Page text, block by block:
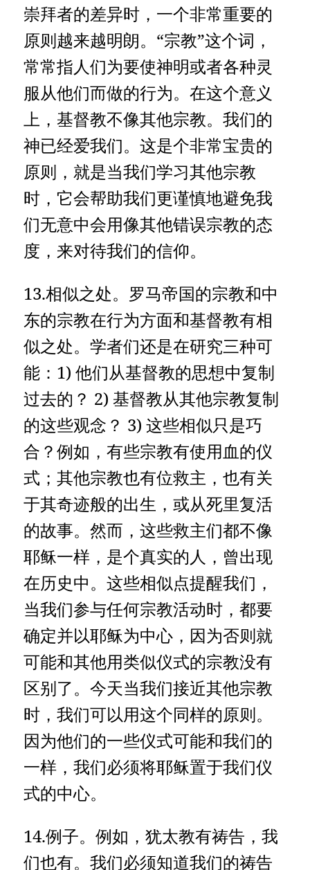
崇拜者的差异时，一个非常重要的
原则越来越明朗。“宗教”这个词，
常常指人们为要使神明或者各种灵
服从他们而做的行为。在这个意义
上，基督教不像其他宗教。我们的
神已经爱我们。这是个非常宝贵的
原则，就是当我们学习其他宗教
时，它会帮助我们更谨慎地避免我
们无意中会用像其他错误宗教的态
度，来对待我们的信仰。
13.相似之处。罗马帝国的宗教和中
东的宗教在行为方面和基督教有相
似之处。学者们还是在研究三种可
能：1) 他们从基督教的思想中复制
过去的？ 2) 基督教从其他宗教复制
的这些观念？ 3) 这些相似只是巧
合？例如，有些宗教有使用血的仪
式；其他宗教也有位救主，也有关
于其奇迹般的出生，或从死里复活
的故事。然而，这些救主们都不像
耶稣一样，是个真实的人，曾出现
在历史中。这些相似点提醒我们，
当我们参与任何宗教活动时，都要
确定并以耶稣为中心，因为否则就
可能和其他用类似仪式的宗教没有
区别了。今天当我们接近其他宗教
时，我们可以用这个同样的原则。
因为他们的一些仪式可能和我们的
一样，我们必须将耶稣置于我们仪
式的中心。
14.例子。例如，犹太教有祷告，我
们也有。我们必须知道我们的祷告